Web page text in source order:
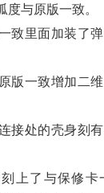
与原版一致。
致里面加装了
版一致增加二
接处的壳身刻
上了与保修卡